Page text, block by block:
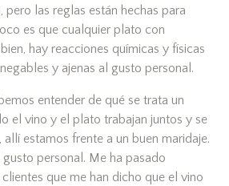
pero las reglas están hechas para
es que cualquier plato con
hay reacciones químicas y físicas
y ajenas al gusto personal.
entender de qué se trata un
el vino y el plato trabajan juntos y se
estamos frente a un buen maridaje.
personal. Me ha pasado
que me han dicho que el vino